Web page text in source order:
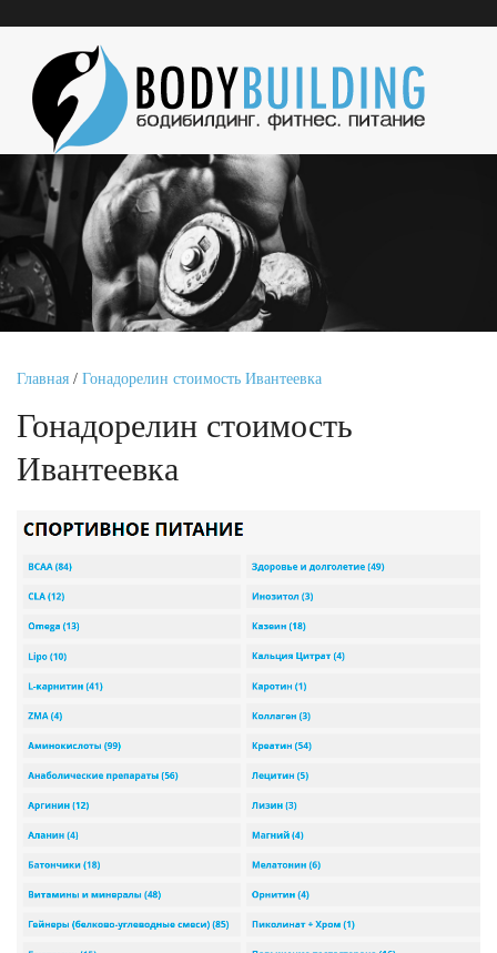
Главная / Гонадорелин стоимость Ивантеевка
Гонадорелин стоимость
Ивантеевка